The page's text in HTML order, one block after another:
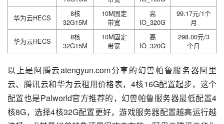
华为云HECS
8核
32G15M
10M固定
带宽
高
IO_320G
99.17元/1个
月
华为云HECS
8核
32G15M
10M固定
带宽
高
IO_320G
298.00元/3
个月
以上是阿腾云atengyun.com分享的幻兽帕鲁服务器阿里
云、腾讯云和华为云租用价格表，4核16G配置起步，这个
配置也是Palworld官方推荐的，幻兽帕鲁服务器最低配置4
核8G，选择4核32G配置更好，游戏服务器配置越高运行越